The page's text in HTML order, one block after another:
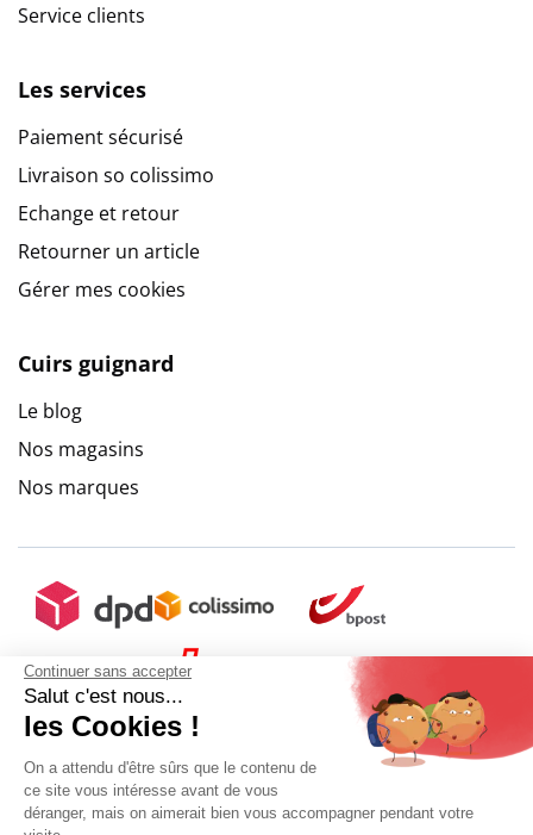
Continuer sans accepter
Salut c'est nous...
les Cookies !
On a attendu d'être sûrs que le contenu de
ce site vous intéresse avant de vous
déranger, mais on aimerait bien vous accompagner pendant votre
Service clients
Les services
Paiement sécurisé
Livraison so colissimo
Echange et retour
Retourner un article
Gérer mes cookies
Cuirs guignard
Le blog
Nos magasins
Nos marques